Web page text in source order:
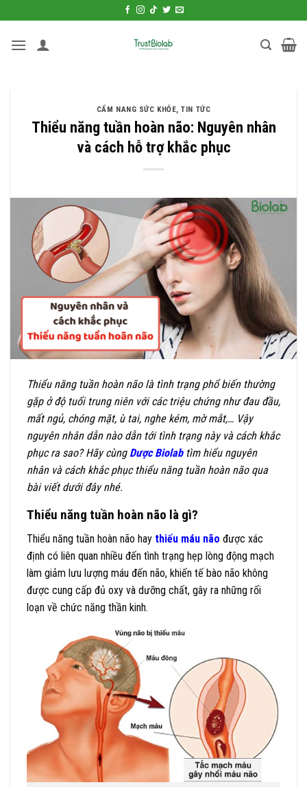
qua
CẨM NANG SỨC KHỎE,TIN TỨC
Thiểu năng tuần hoàn não: Nguyên nhân
và cách hỗ trợ khắc phục
Thiểu năng tuần hoàn não là tình trạng phổ biến thường
gặp ở độ tuổi trung niên với các triệu chứng như đau đầu,
mất ngủ, chóng mặt, ù tai, nghe kém, mờ mắt,… Vậy
nguyên nhân dẫn nào dẫn tới tình trạng này và cách khắc
phục ra sao? Hãy cùng Dược Biolabtìm hiểu nguyên
nhân và cách khắc phục thiểu năng tuần hoàn não qua
bài viết dưới đây nhé.
Thiểu năng tuần hoàn não là gì?
Thiểu năng tuần hoàn não hay thiếu máu não được xác
định có liên quan nhiều đến tình trạng hẹp lòng động mạch
làm giảm lưu lượng máu đến não, khiến tế bào não không
được cung cấp đủ oxy và dưỡng chất, gây ra những rối
loạn về chức năng thần kinh.